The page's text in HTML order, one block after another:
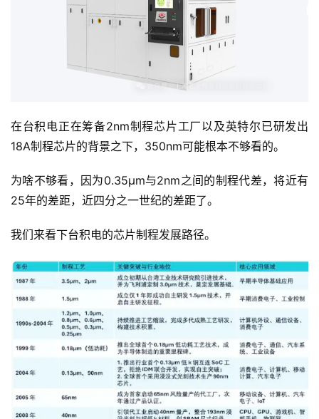
在台积电正在筹备2nm制程芯片工厂以及英特尔已研发出
18A制程芯片的背景之下，350nm可能根本不够看的。
为啥不够看，因为0.35μm与2nm之间的制程代差，将近有
25年的差距，近四分之一世纪的差距了。
我们来看下台积电的芯片制程发展路径。